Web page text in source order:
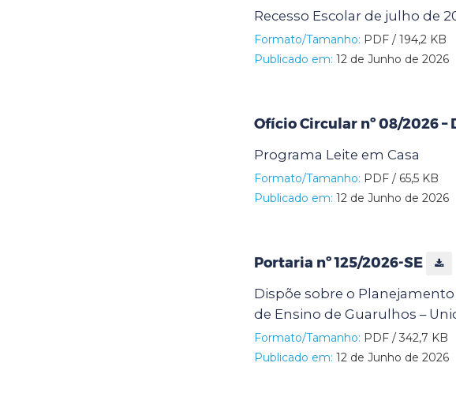
Recesso Escolar de julho de
Formato/Tamanho: PDF / 194,2 KB
Publicado em: 12 de Junho de 2026
Ofício Circular nº 08/2026 –
Programa Leite em Casa
Formato/Tamanho: PDF / 65,5 KB
Publicado em: 12 de Junho de 2026
Portaria nº 125/2026-SE
Dispõe sobre o Planejamento
de Ensino de Guarulhos –
Formato/Tamanho: PDF / 342,7 KB
Publicado em: 12 de Junho de 2026